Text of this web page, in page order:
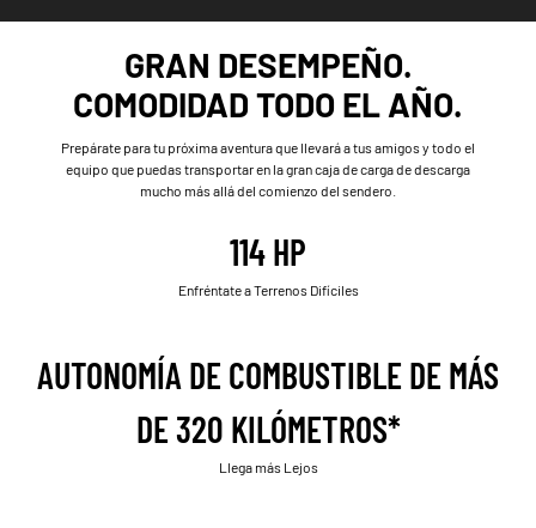
GRAN DESEMPEÑO.
COMODIDAD TODO EL AÑO.
Prepárate para tu próxima aventura que llevará a tus amigos y todo el
equipo que puedas transportar en la gran caja de carga de descarga
mucho más allá del comienzo del sendero.
114 HP
Enfréntate a Terrenos Difíciles
AUTONOMÍA DE COMBUSTIBLE DE MÁS
DE 320 KILÓMETROS*
Llega más Lejos